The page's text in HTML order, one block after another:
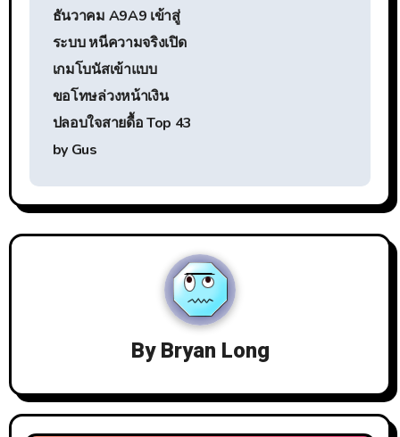
ธันวาคม A9A9 เข้าสู่
ระบบ หนีความจริงเปิด
เกมโบนัสเข้าแบบ
ขอโทษล่วงหน้าเงิน
ปลอบใจสายดื้อ Top 43
by Gus
ByBryan Long